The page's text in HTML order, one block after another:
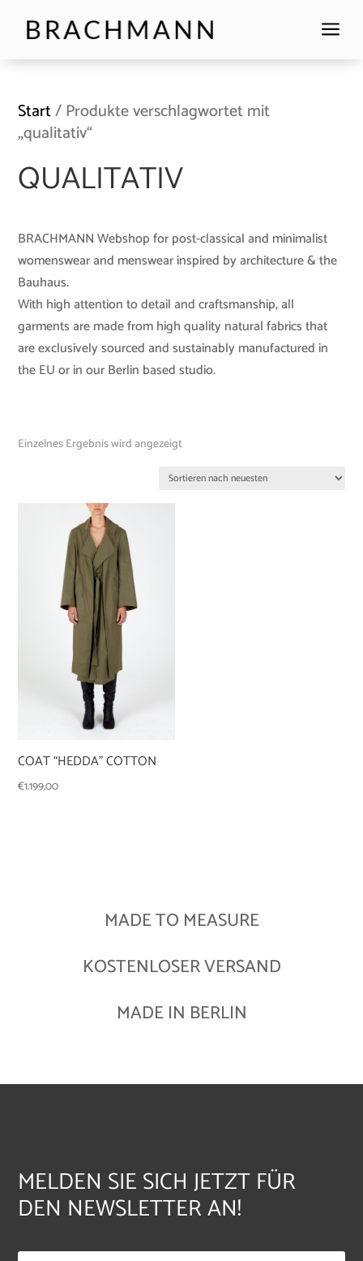
a
Start/ Produkte verschlagwortet mit
„qualitativ“
QUALITATIV
BRACHMANN Webshop for post-classical and minimalist
womenswear and menswear inspired by architecture & the
Bauhaus.
With high attention to detail and craftsmanship, all
garments are made from high quality natural fabrics that
are exclusively sourced and sustainably manufactured in
the EU or in our Berlin based studio.
Einzelnes Ergebnis wird angezeigt
COAT “HEDDA” COTTON
€1.199,00
MADE TO MEASURE
KOSTENLOSER VERSAND
MADE IN BERLIN
MELDEN SIE SICH JETZT FÜR
DEN NEWSLETTER AN!